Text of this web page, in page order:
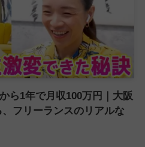
ら1年で月収100万円｜大阪
フリーランスのリアルな